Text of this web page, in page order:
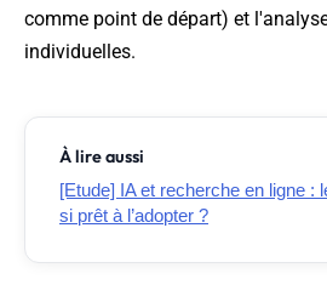
comme point de départ) et
individuelles.
À lire aussi
[Etude] IA et recherche en ligne :
si prêt à l’adopter ?